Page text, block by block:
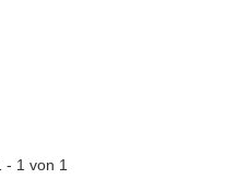
- 1 von 1